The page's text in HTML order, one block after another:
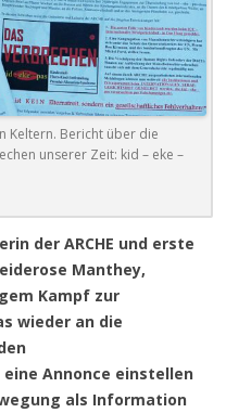
Keltern. Bericht über die
unserer Zeit: kid – eke –
der ARCHE und erste
Manthey,
Kampf zur
wieder an die
Annonce einstellen
als Information